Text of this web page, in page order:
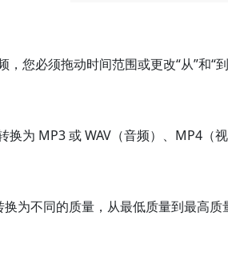
您必须拖动时间范围或更改“从”和“
为 MP3 或 WAV（音频）、MP4（
为不同的质量，从最低质量到最高质